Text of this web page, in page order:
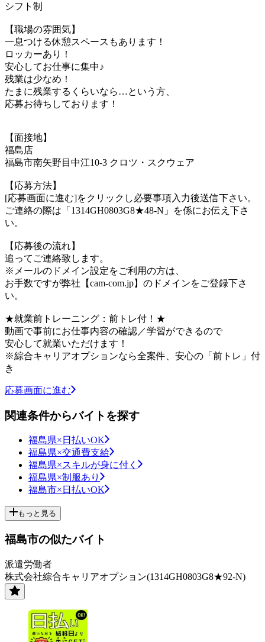
シフト制
【職場の雰囲気】
一息つける休憩スペースもあります！
ロッカーあり！
安心してお仕事に集中♪
残業は少なめ！
たまに残業するくらいなら…という方、
応募お待ちしております！
【面接地】
福島店
福島市南矢野目中江10-3 クロツ・スクウェア
【応募方法】
[応募画面に進む]をクリックし必要事項入力後送信下さい。
ご連絡の際は「1314GH0803G8★48-N」を係にお伝え下さ
い。
【応募後の流れ】
追ってご連絡致します。
※メールのドメイン設定をご利用の方は、
お手数ですが弊社【cam-com.jp】のドメインをご登録下さ
い。
★就業前トレーニング：前トレ付！★
動画で事前にお仕事内容の確認／学習ができるので
安心して就業いただけます！
※綜合キャリアオプションなら全案件、安心の「前トレ」付
き
応募画面に進む
関連条件からバイトを探す
福島県×日払いOK
福島県×交通費支給
福島県×スキルが身に付く
福島県×制服あり
福島市×日払いOK
もっと見る
福島市の似たバイト
派遣労働者
株式会社綜合キャリアオプション(1314GH0803G8★92-N)